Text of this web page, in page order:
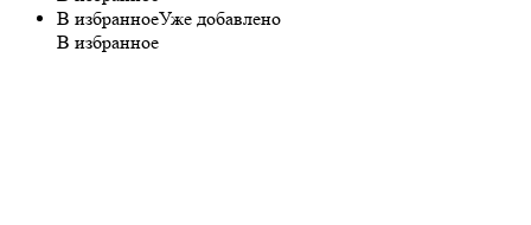
В избранноеУже добавлено
В избранное